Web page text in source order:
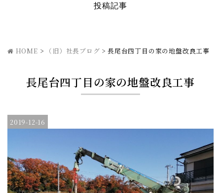
投稿記事
HOME > （旧）社長ブログ >長尾台四丁目の家の地盤改良工事
長尾台四丁目の家の地盤改良工事
2019-12-16